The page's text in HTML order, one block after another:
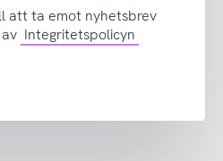
att ta emot nyhetsbrev
Integritetspolicyn